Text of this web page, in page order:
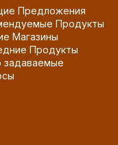
Предложения
Продукты
Магазины
Продукты
задаваемые